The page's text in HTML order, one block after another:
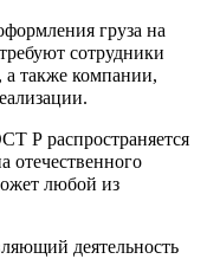
груза на
сотрудники
также компании,
Р распространяется
отечественного
любой из
деятельность